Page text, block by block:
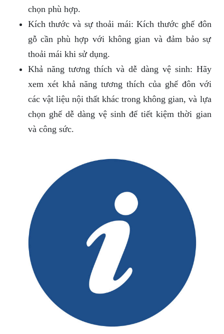
chọn phù hợp.
Kích thước và sự thoải mái: Kích thước ghế đôn
gỗ cần phù hợp với không gian và đảm bảo sự
thoải mái khi sử dụng.
Khả năng tương thích và dễ dàng vệ sinh: Hãy
xem xét khả năng tương thích của ghế đôn với
các vật liệu nội thất khác trong không gian, và lựa
chọn ghế dễ dàng vệ sinh để tiết kiệm thời gian
và công sức.